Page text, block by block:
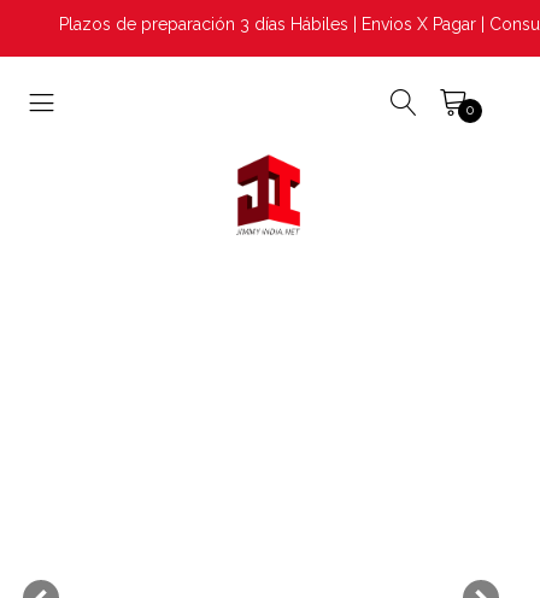
Plazos de preparación 3 días Hábiles | Envios X Pagar |
0